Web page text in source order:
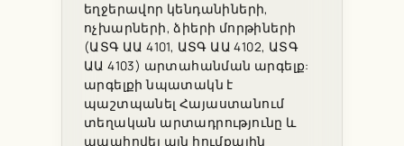
եղջերավոր կենդանիների,
ոչխարների, ձիերի մորթիների
(ԱՏԳ ԱԱ 4101, ԱՏԳ ԱԱ 4102, ԱՏԳ
ԱԱ 4103) արտահանման արգելք:
արգելքի նպատակն է
պաշտպանել Հայաստանում
տեղական արտադրությունը և
ապահովել այն հումքային